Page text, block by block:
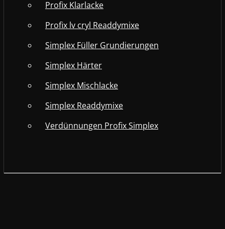
Profix Klarlacke
Profix lv cryl Readdymixe
Simplex Füller Grundierungen
Simplex Härter
Simplex Mischlacke
Simplex Readdymixe
Verdünnungen Profix Simplex